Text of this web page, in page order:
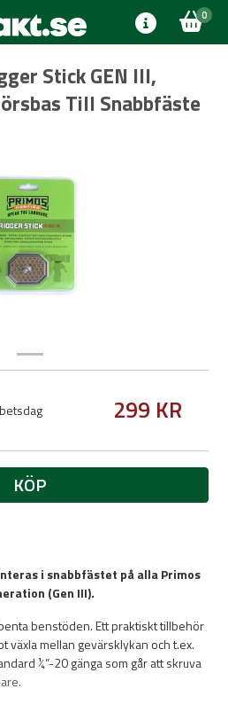
0
Stick GEN III,
Till Snabbfäste
299 KR
KÖP
i snabbfästet på alla Primos
(Gen III).
benstöden. Ett praktiskt tillbehör
växla mellan gevärsklykan och t.ex.
¼”-20 gänga som går att skruva